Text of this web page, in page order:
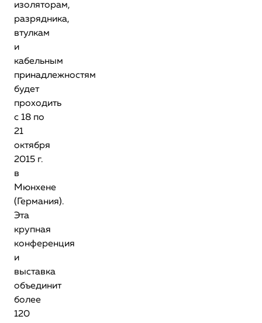
изоляторам,
разрядника,
втулкам
и
кабельным
принадлежностям
будет
проходить
с 18 по
21
октября
2015 г.
в
Мюнхене
(Германия).
Эта
крупная
конференция
и
выставка
объединит
более
120